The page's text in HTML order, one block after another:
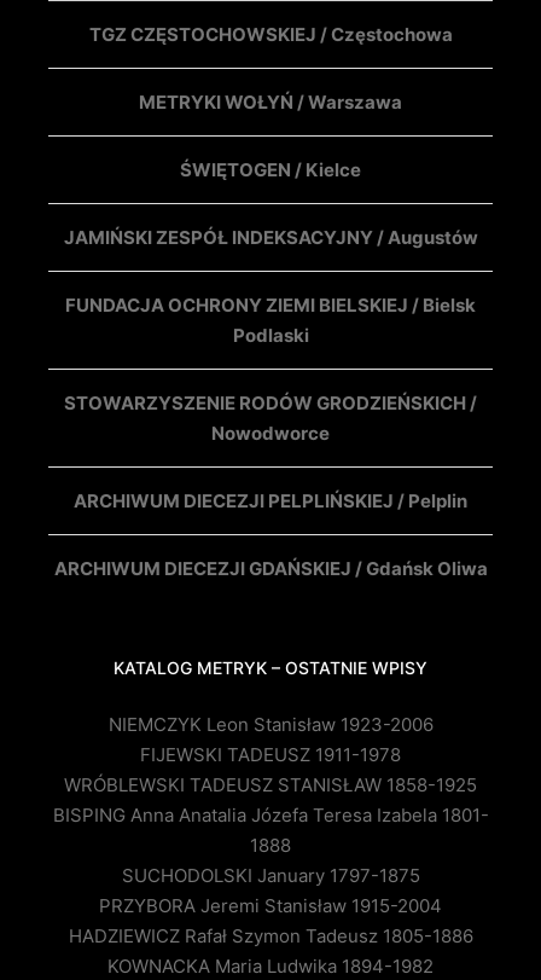
TGZ CZĘSTOCHOWSKIEJ / Częstochowa
METRYKI WOŁYŃ / Warszawa
ŚWIĘTOGEN / Kielce
JAMIŃSKI ZESPÓŁ INDEKSACYJNY / Augustów
FUNDACJA OCHRONY ZIEMI BIELSKIEJ / Bielsk
Podlaski
STOWARZYSZENIE RODÓW GRODZIEŃSKICH /
Nowodworce
ARCHIWUM DIECEZJI PELPLIŃSKIEJ / Pelplin
ARCHIWUM DIECEZJI GDAŃSKIEJ / Gdańsk Oliwa
KATALOG METRYK – OSTATNIE WPISY
NIEMCZYK Leon Stanisław 1923-2006
FIJEWSKI TADEUSZ 1911-1978
WRÓBLEWSKI TADEUSZ STANISŁAW 1858-1925
BISPING Anna Anatalia Józefa Teresa Izabela 1801-
1888
SUCHODOLSKI January 1797-1875
PRZYBORA Jeremi Stanisław 1915-2004
HADZIEWICZ Rafał Szymon Tadeusz 1805-1886
KOWNACKA Maria Ludwika 1894-1982